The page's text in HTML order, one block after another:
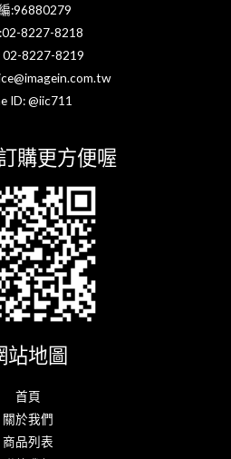
:96880279
8227-8218
02-8227-8219
ID: @iic711
購更方便喔
站地圖
首頁
關於我們
商品列表